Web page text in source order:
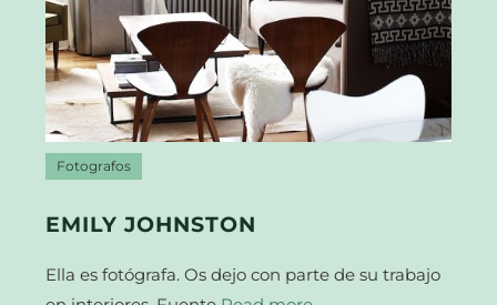
Fotografos
EMILY JOHNSTON
Ella es fotógrafa. Os dejo con parte de su trabajo